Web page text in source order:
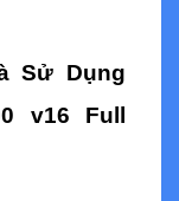
Sử Dụng
v16 Full